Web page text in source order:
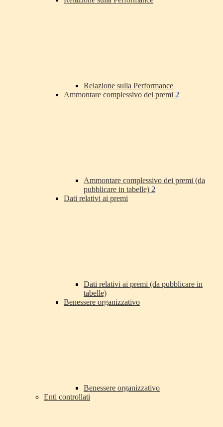
Relazione sulla Performance
Ammontare complessivo dei premi 2
Ammontare complessivo dei premi (da
pubblicare in tabelle) 2
Dati relativi ai premi
Dati relativi ai premi (da pubblicare in
tabelle)
Benessere organizzativo
Benessere organizzativo
Enti controllati